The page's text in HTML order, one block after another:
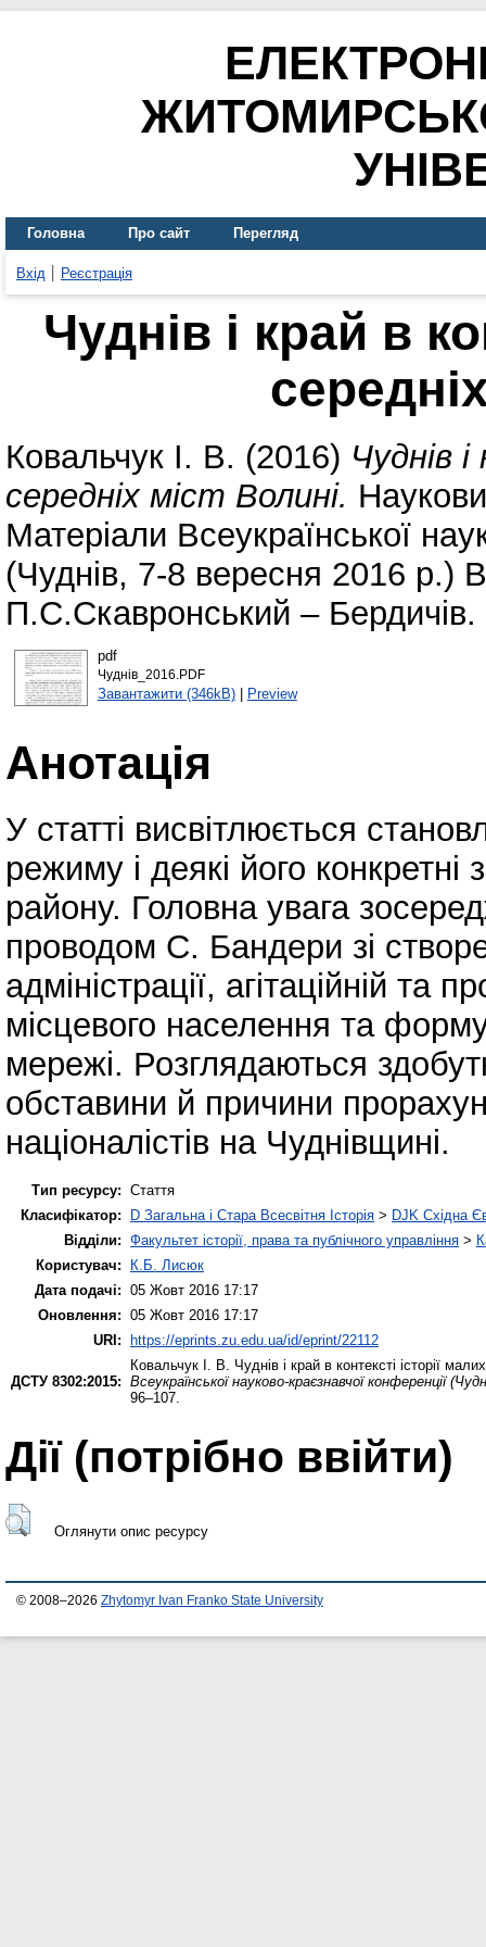
Головна Про сайт Перегляд
Вхід Реєстрація
Чуднів і край в
Ковальчук І. В. (2016) Чуднів
середніх міст Волині.
Матеріали Всеукраїнської
(Чуднів, 7-8 вересня 2016 р.)
П.С.Скавронський –
pdf
Чуднів_2016.PDF
Завантажити (346kB)| Preview
Анотація
У статті висвітлюється
режиму і деякі його конкретні
району. Головна увага
проводом С. Бандери зі
адміністрації, агітаційній та
місцевого населення та
мережі. Розглядаються
обставини й причини
націоналістів на Чуднівщині.
Тип ресурсу: Стаття
Класифікатор:
D Загальна і Стара Всесвітня Історія > DJK Східна
Відділи: Факультет історії, права та публічного управління >
Користувач:
К.Б. Лисюк
Дата подачі: 05 Жовт 2016 17:17
Оновлення: 05 Жовт 2016 17:17
URI: https://eprints.zu.edu.ua/id/eprint/22112
ДСТУ 8302:2015:
Ковальчук І. В.
Чуднів і край в контексті історії
Всеукраїнської науково-краєзнавчої конференції
96–107.
Дії ​​(потрібно ввійти)
Оглянути опис ресурсу
© 2008–2026 Zhytomyr Ivan Franko State University